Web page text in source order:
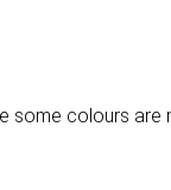
some colours are